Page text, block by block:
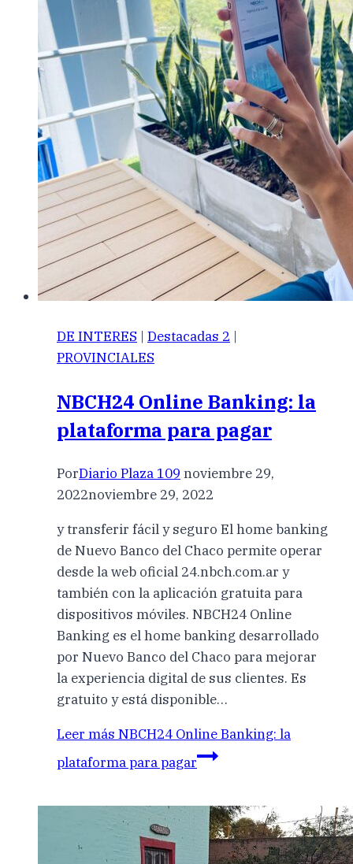
DE INTERES | Destacadas 2 |
PROVINCIALES
NBCH24 Online Banking: la
plataforma para pagar
PorDiario Plaza 109 noviembre 29,
2022noviembre 29, 2022
y transferir fácil y seguro El home banking
de Nuevo Banco del Chaco permite operar
desde la web oficial 24.nbch.com.ar y
también con la aplicación gratuita para
dispositivos móviles. NBCH24 Online
Banking es el home banking desarrollado
por Nuevo Banco del Chaco para mejorar
la experiencia digital de sus clientes. Es
gratuito y está disponible…
Leer más NBCH24 Online Banking: la
plataforma para pagar